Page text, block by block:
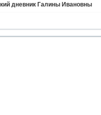
дневник Галины Ивановны